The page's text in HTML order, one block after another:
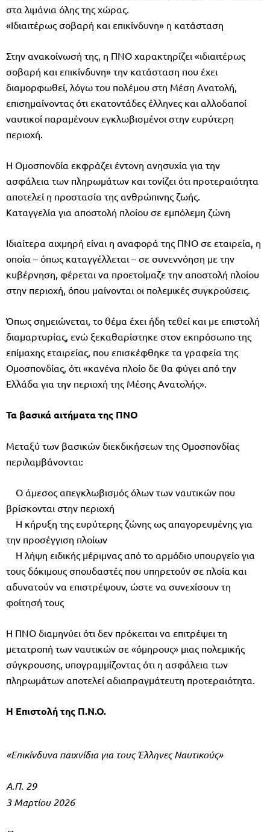
στα λιμάνια όλης της χώρας.
«Ιδιαιτέρως σοβαρή και επικίνδυνη» η κατάσταση
Στην ανακοίνωσή της, η ΠΝΟ χαρακτηρίζει «ιδιαιτέρως
σοβαρή και επικίνδυνη» την κατάσταση που έχει
διαμορφωθεί, λόγω του πολέμου στη Μέση Ανατολή,
επισημαίνοντας ότι εκατοντάδες έλληνες και αλλοδαποί
ναυτικοί παραμένουν εγκλωβισμένοι στην ευρύτερη
περιοχή.
Η Ομοσπονδία εκφράζει έντονη ανησυχία για την
ασφάλεια των πληρωμάτων και τονίζει ότι προτεραιότητα
αποτελεί η προστασία της ανθρώπινης ζωής.
Καταγγελία για αποστολή πλοίου σε εμπόλεμη ζώνη
Ιδιαίτερα αιχμηρή είναι η αναφορά της ΠΝΟ σε εταιρεία, η
οποία – όπως καταγγέλλεται – σε συνεννόηση με την
κυβέρνηση, φέρεται να προετοίμαζε την αποστολή πλοίου
στην περιοχή, όπου μαίνονται οι πολεμικές συγκρούσεις.
Όπως σημειώνεται, το θέμα έχει ήδη τεθεί και με επιστολή
διαμαρτυρίας, ενώ ξεκαθαρίστηκε στον εκπρόσωπο της
επίμαχης εταιρείας, που επισκέφθηκε τα γραφεία της
Ομοσπονδίας, ότι «κανένα πλοίο δε θα φύγει από την
Ελλάδα για την περιοχή της Μέσης Ανατολής».
Τα βασικά αιτήματα της ΠΝΟ
Μεταξύ των βασικών διεκδικήσεων της Ομοσπονδίας
περιλαμβάνονται:
Ο άμεσος απεγκλωβισμός όλων των ναυτικών που
βρίσκονται στην περιοχή
Η κήρυξη της ευρύτερης ζώνης ως απαγορευμένης για
την προσέγγιση πλοίων
Η λήψη ειδικής μέριμνας από το αρμόδιο υπουργείο για
τους δόκιμους σπουδαστές που υπηρετούν σε πλοία και
αδυνατούν να επιστρέψουν, ώστε να συνεχίσουν τη
φοίτησή τους
Η ΠΝΟ διαμηνύει ότι δεν πρόκειται να επιτρέψει τη
μετατροπή των ναυτικών σε «όμηρους» μιας πολεμικής
σύγκρουσης, υπογραμμίζοντας ότι η ασφάλεια των
πληρωμάτων αποτελεί αδιαπραγμάτευτη προτεραιότητα.
Η Επιστολή της Π.Ν.Ο.
«Επικίνδυνα παιχνίδια για τους Έλληνες Ναυτικούς»
Α.Π. 29
3 Μαρτίου 2026